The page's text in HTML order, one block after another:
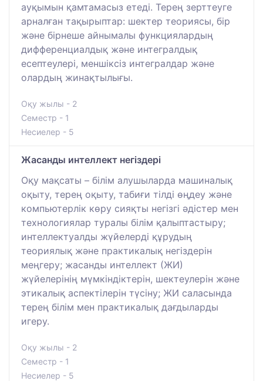
ауқымын қамтамасыз етеді. Терең зерттеуге
арналған тақырыптар: шектер теориясы, бір
және бірнеше айнымалы функциялардың
дифференциалдық және интегралдық
есептеулері, меншіксіз интегралдар және
олардың жинақтылығы.
Оқу жылы - 2
Семестр - 1
Несиелер - 5
Жасанды интеллект негіздері
Оқу мақсаты – білім алушыларда машиналық
оқыту, терең оқыту, табиғи тілді өңдеу және
компьютерлік көру сияқты негізгі әдістер мен
технологиялар туралы білім қалыптастыру;
интеллектуалды жүйелерді құрудың
теориялық және практикалық негіздерін
меңгеру; жасанды интеллект (ЖИ)
жүйелерінің мүмкіндіктерін, шектеулерін және
этикалық аспектілерін түсіну; ЖИ саласында
терең білім мен практикалық дағдыларды
игеру.
Оқу жылы - 2
Семестр - 1
Несиелер - 5